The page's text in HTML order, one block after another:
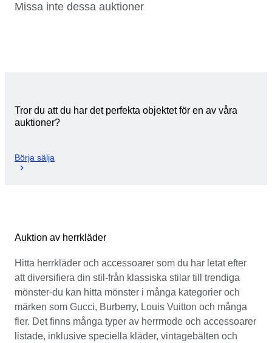
Missa inte dessa auktioner
Tror du att du har det perfekta objektet för en av våra
auktioner?
Börja sälja
Auktion av herrkläder
Hitta herrkläder och accessoarer som du har letat efter
att diversifiera din stil-från klassiska stilar till trendiga
mönster-du kan hitta mönster i många kategorier och
märken som Gucci, Burberry, Louis Vuitton och många
fler. Det finns många typer av herrmode och accessoarer
listade, inklusive speciella kläder, vintagebälten och